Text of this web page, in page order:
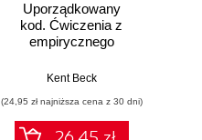
Uporządkowany
kod. Ćwiczenia z
empirycznego
oprogramowania
Kent Beck
(24,95 zł najniższa cena z 30 dni)